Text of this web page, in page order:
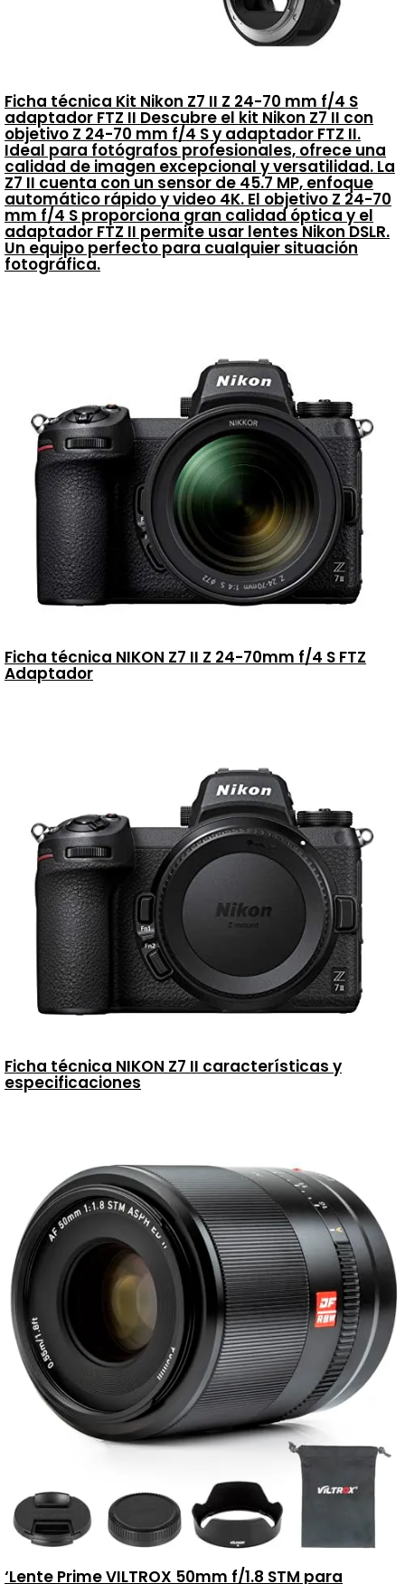
Ficha técnica Kit Nikon Z7 II Z 24-70 mm f/4 S
adaptador FTZ II Descubre el kit Nikon Z7 II con
objetivo Z 24-70 mm f/4 S y adaptador FTZ II.
Ideal para fotógrafos profesionales, ofrece una
calidad de imagen excepcional y versatilidad. La
Z7 II cuenta con un sensor de 45.7 MP, enfoque
automático rápido y video 4K. El objetivo Z 24-70
mm f/4 S proporciona gran calidad óptica y el
adaptador FTZ II permite usar lentes Nikon DSLR.
Un equipo perfecto para cualquier situación
fotográfica.
Ficha técnica NIKON Z7 II Z 24-70mm f/4 S FTZ
Adaptador
Ficha técnica NIKON Z7 II características y
especificaciones
‘Lente Prime VILTROX 50mm f/1.8 STM para